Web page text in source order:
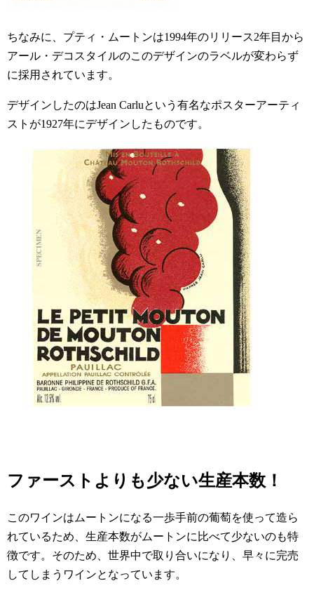
ちなみに、プティ・ムートンは1994年のリリース2年目から
アール・デコスタイルのこのデザインのラベルが変わらず
に採用されています。
デザインしたのはJean Carluという有名なポスターアーティ
ストが1927年にデザインしたものです。
ファーストよりも少ない生産本数！
このワインはムートンになる一歩手前の葡萄を使って造ら
れているため、生産本数がムートンに比べて少ないのも特
徴です。そのため、世界中で取り合いになり、早々に完売
してしまうワインとなっています。